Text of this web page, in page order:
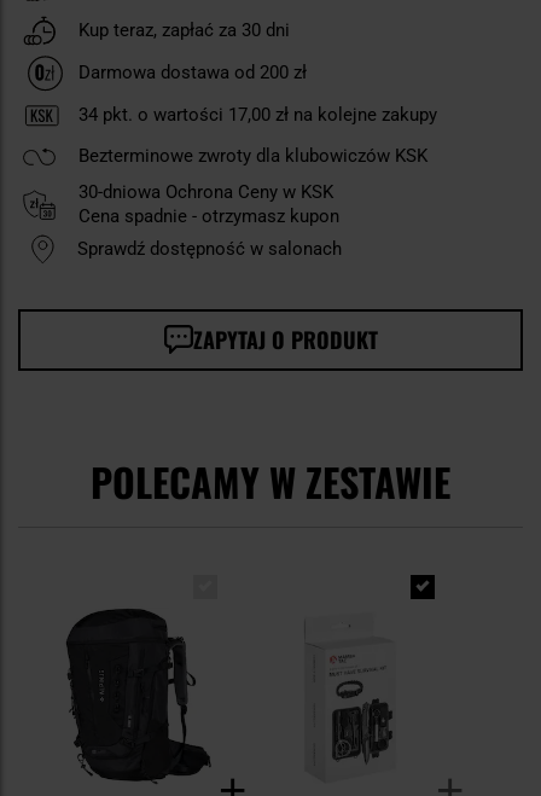
Kup teraz, zapłać za 30 dni
Darmowa dostawa od 200 zł
34 pkt. o wartości 17,00 zł na kolejne zakupy
Bezterminowe zwroty dla klubowiczów KSK
30-dniowa Ochrona Ceny w KSK
Cena spadnie - otrzymasz kupon
Sprawdź dostępność w salonach
ZAPYTAJ O PRODUKT
POLECAMY W ZESTAWIE